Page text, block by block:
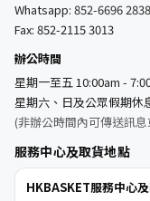
Whatsapp: 852-6696 2838
Fax: 852-2115 3013
辦公時間
星期一至五 10:00am -
星期六、日及公眾假期休
(非辦公時間內可傳送訊息
服務中心及取貨地點
HKBASKET服務中心